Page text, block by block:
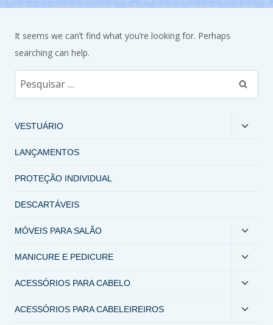
It seems we can’t find what you’re looking for. Perhaps
searching can help.
VESTUÁRIO
LANÇAMENTOS
PROTEÇÃO INDIVIDUAL
DESCARTÁVEIS
MÓVEIS PARA SALÃO
MANICURE E PEDICURE
ACESSÓRIOS PARA CABELO
ACESSÓRIOS PARA CABELEIREIROS